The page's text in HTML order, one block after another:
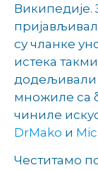
Википедије.
су чланке
истека
додељивали
множиле са
чиниле
DrMako и
Честитамо